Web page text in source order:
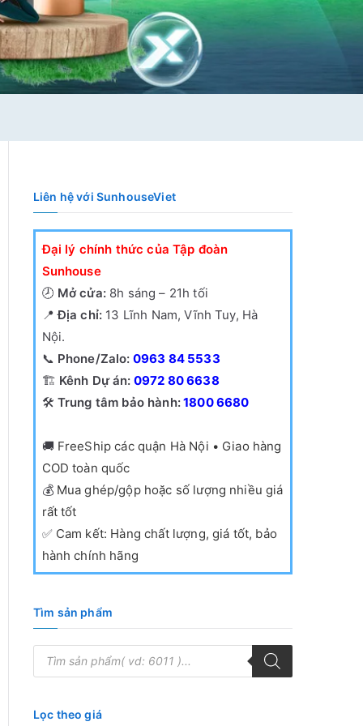
Liên hệ với SunhouseViet
Đại lý chính thức của Tập đoàn
Sunhouse
🕗 Mở cửa:8h sáng – 21h tối
📍Địa chỉ: 13 Lĩnh Nam, Vĩnh Tuy, Hà
Nội.
📞 Phone/Zalo: 0963 84 5533
🏗️ Kênh Dự án: 0972 80 6638
🛠️ Trung tâm bảo hành:1800 6680
🚚 FreeShip các quận Hà Nội • Giao hàng
COD toàn quốc
💰 Mua ghép/gộp hoặc số lượng nhiều giá
rất tốt
✅ Cam kết: Hàng chất lượng, giá tốt, bảo
hành chính hãng
Tìm sản phẩm
T
m
ếLọc theo giá